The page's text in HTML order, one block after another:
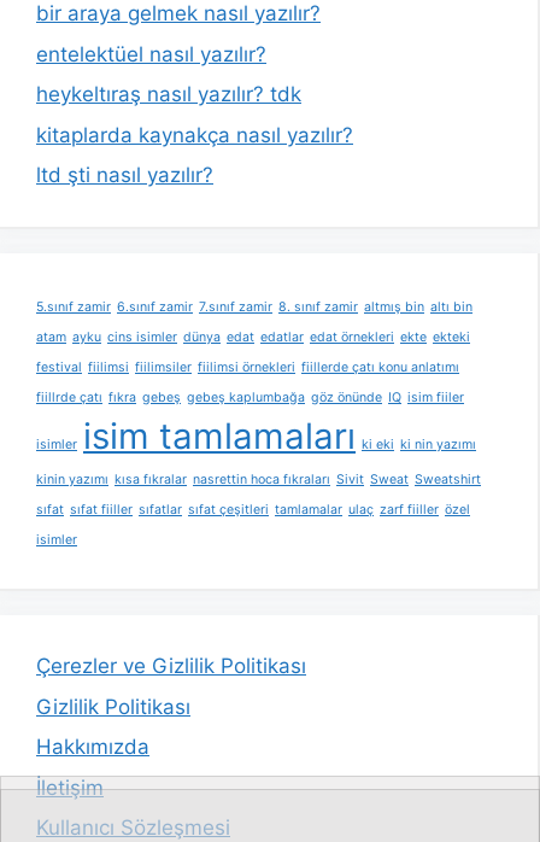
bir araya gelmek nasıl yazılır?
entelektüel nasıl yazılır?
heykeltıraş nasıl yazılır? tdk
kitaplarda kaynakça nasıl yazılır?
ltd şti nasıl yazılır?
5.sınıf zamir 6.sınıf zamir 7.sınıf zamir 8. sınıf zamir altmış bin altı bin
atam ayku cins isimler dünya edat edatlar edat örnekleri ekte ekteki
festival fiilimsi fiilimsiler fiilimsi örnekleri fiillerde çatı konu anlatımı
fiillrde çatı fıkra gebeş gebeş kaplumbağa göz önünde IQ isim fiiler
isimler isim tamlamaları ki eki ki nin yazımı
kinin yazımı kısa fıkralar nasrettin hoca fıkraları Sivit Sweat Sweatshirt
sıfat sıfat fiiller sıfatlar sıfat çeşitleri tamlamalar ulaç zarf fiiller özel
isimler
Çerezler ve Gizlilik Politikası
Gizlilik Politikası
Hakkımızda
İletişim
Kullanıcı Sözleşmesi